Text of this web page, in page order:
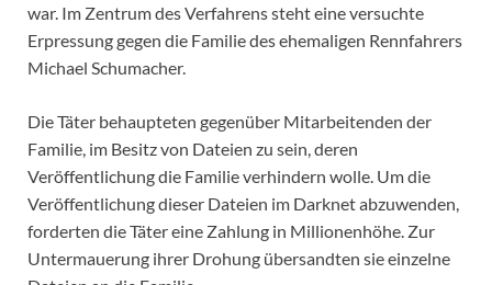
war. Im Zentrum des Verfahrens steht eine versuchte
Erpressung gegen die Familie des ehemaligen Rennfahrers
Michael Schumacher.
Die Täter behaupteten gegenüber Mitarbeitenden der
Familie, im Besitz von Dateien zu sein, deren
Veröffentlichung die Familie verhindern wolle. Um die
Veröffentlichung dieser Dateien im Darknet abzuwenden,
forderten die Täter eine Zahlung in Millionenhöhe. Zur
Untermauerung ihrer Drohung übersandten sie einzelne